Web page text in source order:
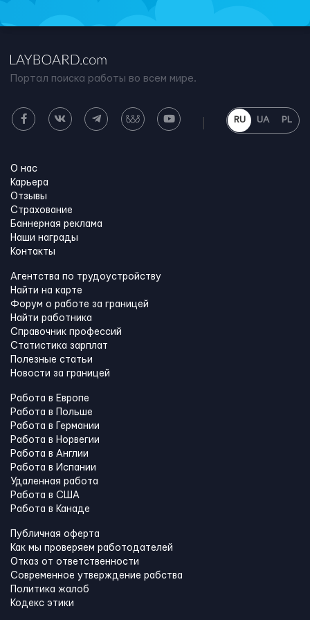
Портал поиска работы во всем мире.
RU UA PL
О нас
Карьера
Отзывы
Страхование
Баннерная реклама
Наши награды
Контакты
Агентства по трудоустройству
Найти на карте
Форум о работе за границей
Найти работника
Справочник профессий
Статистика зарплат
Полезные статьи
Новости за границей
Работа в Европе
Работа в Польше
Работа в Германии
Работа в Норвегии
Работа в Англии
Работа в Испании
Удаленная работа
Работа в США
Работа в Канадe
Публичная оферта
Как мы проверяем работодателей
Отказ от ответственности
Современное утверждение рабства
Политика жалоб
Кодекс этики